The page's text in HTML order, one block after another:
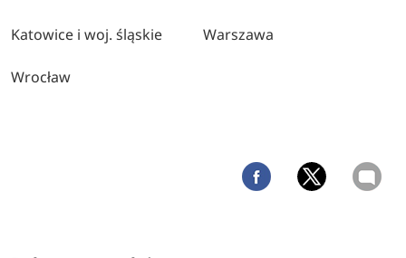
Katowice i woj. śląskie Warszawa
Wrocław